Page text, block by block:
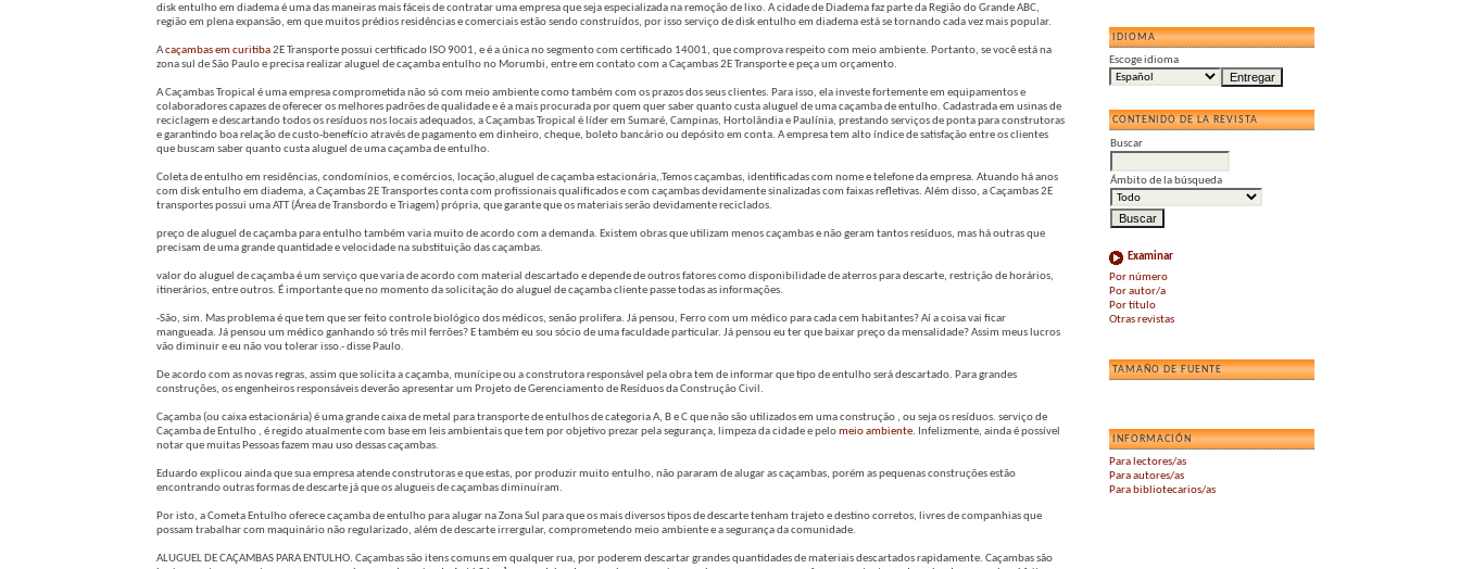
IDIOMA
Escoge idioma
CONTENIDO DE LA REVISTA
Buscar
Ámbito de la búsqueda
Examinar
Por número
Por autor/a
Por título
Otras revistas
TAMAÑO DE FUENTE
INFORMACIÓN
Para lectores/as
Para autores/as
Para bibliotecarios/as
disk entulho em diadema é uma das maneiras mais fáceis de contratar uma empresa que seja especializada na remoção de lixo. A cidade de Diadema faz parte da Região do Grande ABC,
região em plena expansão, em que muitos prédios residências e comerciais estão sendo construídos, por isso serviço de disk entulho em diadema está se tornando cada vez mais popular.
Acaçambas em curitiba2E Transporte possui certificado ISO 9001, e é a única no segmento com certificado 14001, que comprova respeito com meio ambiente. Portanto, se você está na
zona sul de São Paulo e precisa realizar aluguel de caçamba entulho no Morumbi, entre em contato com a Caçambas 2E Transporte e peça um orçamento.
A Caçambas Tropical é uma empresa comprometida não só com meio ambiente como também com os prazos dos seus clientes. Para isso, ela investe fortemente em equipamentos e
colaboradores capazes de oferecer os melhores padrões de qualidade e é a mais procurada por quem quer saber quanto custa aluguel de uma caçamba de entulho. Cadastrada em usinas de
reciclagem e descartando todos os resíduos nos locais adequados, a Caçambas Tropical é líder em Sumaré, Campinas, Hortolândia e Paulínia, prestando serviços de ponta para construtoras
e garantindo boa relação de custo-benefício através de pagamento em dinheiro, cheque, boleto bancário ou depósito em conta. A empresa tem alto índice de satisfação entre os clientes
que buscam saber quanto custa aluguel de uma caçamba de entulho.
Coleta de entulho em residências, condomínios, e comércios, locação,aluguel de caçamba estacionária,.Temos caçambas, identificadas com nome e telefone da empresa. Atuando há anos
com disk entulho em diadema, a Caçambas 2E Transportes conta com profissionais qualificados e com caçambas devidamente sinalizadas com faixas refletivas. Além disso, a Caçambas 2E
transportes possui uma ATT (Área de Transbordo e Triagem) própria, que garante que os materiais serão devidamente reciclados.
preço de aluguel de caçamba para entulho também varia muito de acordo com a demanda. Existem obras que utilizam menos caçambas e não geram tantos resíduos, mas há outras que
precisam de uma grande quantidade e velocidade na substituição das caçambas.
valor do aluguel de caçamba é um serviço que varia de acordo com material descartado e depende de outros fatores como disponibilidade de aterros para descarte, restrição de horários,
itinerários, entre outros. É importante que no momento da solicitação do aluguel de caçamba cliente passe todas as informações.
-São, sim. Mas problema é que tem que ser feito controle biológico dos médicos, senão prolifera. Já pensou, Ferro com um médico para cada cem habitantes? Aí a coisa vai ficar
mangueada. Já pensou um médico ganhando só três mil ferrões? E também eu sou sócio de uma faculdade particular. Já pensou eu ter que baixar preço da mensalidade? Assim meus lucros
vão diminuir e eu não vou tolerar isso.- disse Paulo.
De acordo com as novas regras, assim que solicita a caçamba, munícipe ou a construtora responsável pela obra tem de informar que tipo de entulho será descartado. Para grandes
construções, os engenheiros responsáveis deverão apresentar um Projeto de Gerenciamento de Resíduos da Construção Civil.
Caçamba (ou caixa estacionária) é uma grande caixa de metal para transporte de entulhos de categoria A, B e C que não são utilizados em uma construção , ou seja os resíduos. serviço de
Caçamba de Entulho , é regido atualmente com base em leis ambientais que tem por objetivo prezar pela segurança, limpeza da cidade e pelomeio ambiente. Infelizmente, ainda é possível
notar que muitas Pessoas fazem mau uso dessas caçambas.
Eduardo explicou ainda que sua empresa atende construtoras e que estas, por produzir muito entulho, não pararam de alugar as caçambas, porém as pequenas construções estão
encontrando outras formas de descarte já que os alugueis de caçambas diminuíram.
Por isto, a Cometa Entulho oferece caçamba de entulho para alugar na Zona Sul para que os mais diversos tipos de descarte tenham trajeto e destino corretos, livres de companhias que
possam trabalhar com maquinário não regularizado, além de descarte irrergular, comprometendo meio ambiente e a segurança da comunidade.
ALUGUEL DE CAÇAMBAS PARA ENTULHO. Caçambas são itens comuns em qualquer rua, por poderem descartar grandes quantidades de materiais descartados rapidamente. Caçambas são